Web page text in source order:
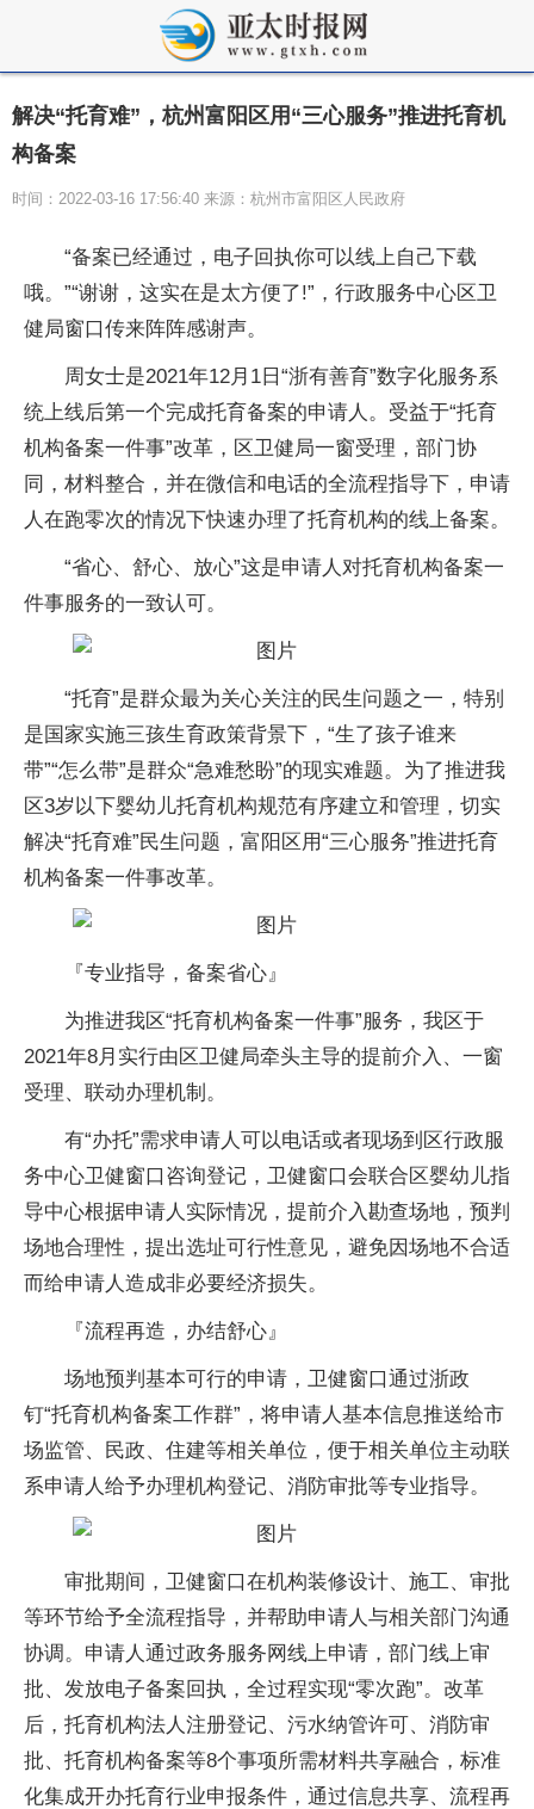
解决“托育难”，杭州富阳区用“三心服务”推进托育机
构备案
时间：2022-03-16 17:56:40 来源：杭州市富阳区人民政府
“备案已经通过，电子回执你可以线上自己下载
哦。”“谢谢，这实在是太方便了!”，行政服务中心区卫
健局窗口传来阵阵感谢声。
周女士是2021年12月1日“浙有善育”数字化服务系
统上线后第一个完成托育备案的申请人。受益于“托育
机构备案一件事”改革，区卫健局一窗受理，部门协
同，材料整合，并在微信和电话的全流程指导下，申请
人在跑零次的情况下快速办理了托育机构的线上备案。
“省心、舒心、放心”这是申请人对托育机构备案一
件事服务的一致认可。
“托育”是群众最为关心关注的民生问题之一，特别
是国家实施三孩生育政策背景下，“生了孩子谁来
带”“怎么带”是群众“急难愁盼”的现实难题。为了推进我
区3岁以下婴幼儿托育机构规范有序建立和管理，切实
解决“托育难”民生问题，富阳区用“三心服务”推进托育
机构备案一件事改革。
『专业指导，备案省心』
为推进我区“托育机构备案一件事”服务，我区于
2021年8月实行由区卫健局牵头主导的提前介入、一窗
受理、联动办理机制。
有“办托”需求申请人可以电话或者现场到区行政服
务中心卫健窗口咨询登记，卫健窗口会联合区婴幼儿指
导中心根据申请人实际情况，提前介入勘查场地，预判
场地合理性，提出选址可行性意见，避免因场地不合适
而给申请人造成非必要经济损失。
『流程再造，办结舒心』
场地预判基本可行的申请，卫健窗口通过浙政
钉“托育机构备案工作群”，将申请人基本信息推送给市
场监管、民政、住建等相关单位，便于相关单位主动联
系申请人给予办理机构登记、消防审批等专业指导。
审批期间，卫健窗口在机构装修设计、施工、审批
等环节给予全流程指导，并帮助申请人与相关部门沟通
协调。申请人通过政务服务网线上申请，部门线上审
批、发放电子备案回执，全过程实现“零次跑”。改革
后，托育机构法人注册登记、污水纳管许可、消防审
批、托育机构备案等8个事项所需材料共享融合，标准
化集成开办托育行业申报条件，通过信息共享、流程再